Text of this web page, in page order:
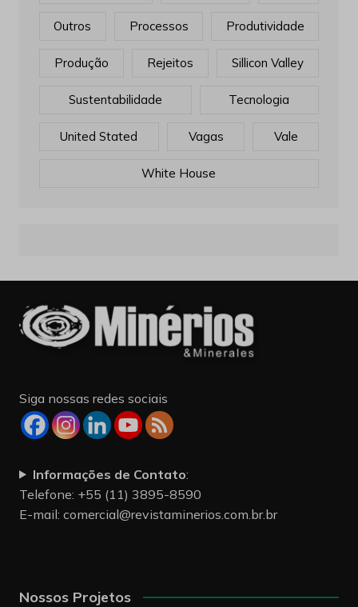
Outros Processos Produtividade
Produção Rejeitos Sillicon Valley
Sustentabilidade Tecnologia
United Stated Vagas Vale
White House
Siga nossas redes sociais
Informações de Contato:
Telefone: +55 (11) 3895-8590
E-mail: comercial@revistaminerios.com.br.br
Nossos Projetos